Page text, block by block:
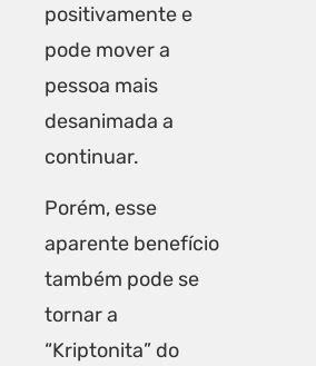
positivamente e
pode mover a
pessoa mais
desanimada a
continuar.
Porém, esse
aparente benefício
também pode se
tornar a
“Kriptonita” do